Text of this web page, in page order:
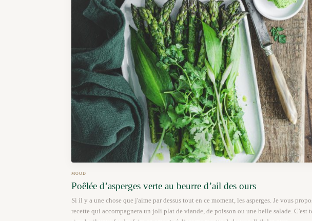
MOOD
Poêlée d’asperges verte au beurre d’ail des ours
Si il y a une chose que j'aime par dessus tout en ce moment, les asperges. Je vous
recette qui accompagnera un joli plat de viande, de poisson ou une belle salade. C'est